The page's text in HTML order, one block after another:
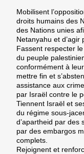
Mobilisent
droits humains des
des Nations unies
Netanyahu et
Fassent respecter
du peuple
conformément à
mettre fin et
assistance aux
par Israël contre le
Tiennent Israël et
du régime sous-
d’apartheid par des
par des embargos
complets.
Rejoignent et